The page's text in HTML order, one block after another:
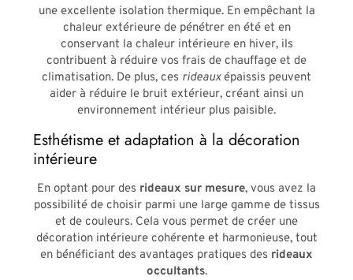
une excellente isolation thermique. En empêchant la
chaleur extérieure de pénétrer en été et en
conservant la chaleur intérieure en hiver, ils
contribuent à réduire vos frais de chauffage et de
climatisation. De plus, ces rideauxépaissis peuvent
aider à réduire le bruit extérieur, créant ainsi un
environnement intérieur plus paisible.
Esthétisme et adaptation à la décoration
intérieure
En optant pour des rideaux sur mesure, vous avez la
possibilité de choisir parmi une large gamme de tissus
et de couleurs. Cela vous permet de créer une
décoration intérieure cohérente et harmonieuse, tout
en bénéficiant des avantages pratiques des rideaux
occultants.